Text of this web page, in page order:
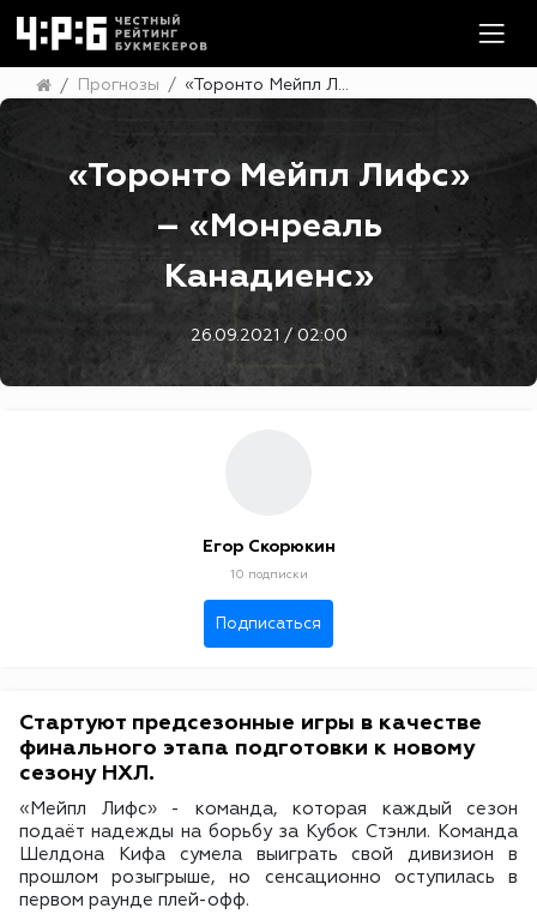
Прогнозы «Торонто Мейпл Лифс» – «Монреаль Канадиенс»
«Торонто Мейпл Лифс»
– «Монреаль
Канадиенс»
26.09.2021 / 02:00
Егор Скорюкин
10 подписки
Подписаться
Стартуют предсезонные игры в качестве
финального этапа подготовки к новому
сезону НХЛ.
«Мейпл Лифс» - команда, которая каждый сезон
подаёт надежды на борьбу за Кубок Стэнли. Команда
Шелдона Кифа сумела выиграть свой дивизион в
прошлом розыгрыше, но сенсационно оступилась в
первом раунде плей-офф.